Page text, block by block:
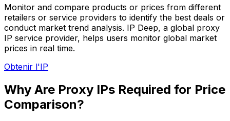
Monitor and compare products or prices from different
retailers or service providers to identify the best deals or
conduct market trend analysis. IP Deep, a global proxy
IP service provider, helps users monitor global market
prices in real time.
Obtenir l'IP
Why Are Proxy IPs Required for Price
Comparison?